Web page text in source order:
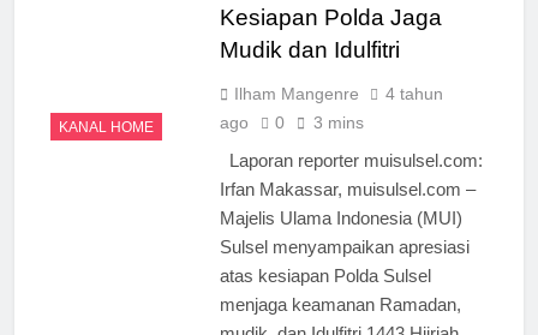
Ulama Muda Diminta
Tak Gagap Media
Sosial, Dakwah Harus
5 Hari Ago
Ulama Jangan Hanya
Bicara, Saatnya
Gagasan Naik Kelas
Lewat Artikel Ilmiah
Ketua MUI:
Penguasaan Bahasa
Arab Jadi Bekal Utama
Ulama dalam
Menetapkan Hukum
5 Hari Ago
Gubernur Sulsel Buka
Program PKU MUI,
Tekankan Peran Ulama
di Tengah Perubahan
5 Hari Ago
Ketua MUI Sulsel:
KANAL HOME
Kesiapan Polda Jaga
Mudik dan Idulfitri
Ilham Mangenre
4 tahun
ago
0 3 mins
Laporan reporter muisulsel.com:
Irfan Makassar, muisulsel.com –
Majelis Ulama Indonesia (MUI)
Sulsel menyampaikan apresiasi
atas kesiapan Polda Sulsel
menjaga keamanan Ramadan,